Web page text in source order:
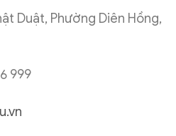
Duật, Phường Diên Hồng,
999